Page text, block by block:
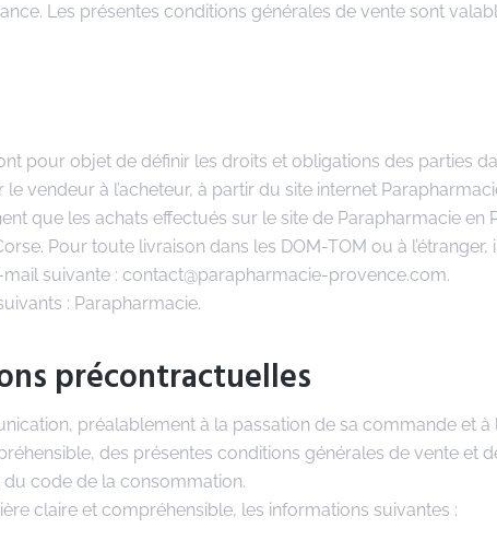
Les présentes conditions générales de vente sont
pour objet de définir les droits et obligations des parties
vendeur à l’acheteur, à partir du site internet
que les achats effectués sur le site de Parapharmacie en
Pour toute livraison dans les DOM-TOM ou à l’étranger,
mail suivante : contact@parapharmacie-provence.com.
: Parapharmacie.
précontractuelles
préalablement à la passation de sa commande et
des présentes conditions générales de vente et
du code de la consommation.
claire et compréhensible, les informations suivantes :